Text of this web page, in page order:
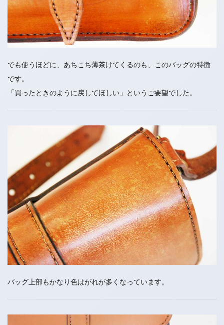
でも使うほどに、あちこち薄茶けてくるのも、このバッグの特徴
です。
「買ったときのように戻してほしい」というご要望でした。
バッグ上部もかなり色はがれが多くなっています。